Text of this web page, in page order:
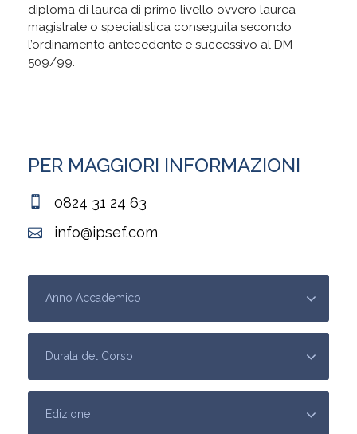
diploma di laurea di primo livello ovvero laurea
magistrale o specialistica conseguita secondo
l’ordinamento antecedente e successivo al DM
509/99.
PER MAGGIORI INFORMAZIONI
0824 31 24 63
info@ipsef.com